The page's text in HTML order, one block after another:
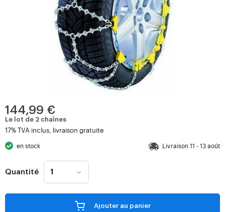
144,99 €
Le lot de 2 chaînes
17% TVA inclus, livraison gratuite
en stock Livraison 11 - 13 août
Quantité
Ajouter au panier